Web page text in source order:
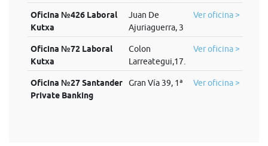
Oficina №426 Laboral
Kutxa
Juan De
Ajuriaguerra, 3
Ver oficina >
Oficina №72 Laboral
Kutxa
Colon
Larreategui,17.
Ver oficina >
Oficina №27 Santander
Private Banking
Gran Vía 39, 1ª Ver oficina >